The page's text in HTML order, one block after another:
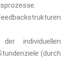
individuellen
(durch